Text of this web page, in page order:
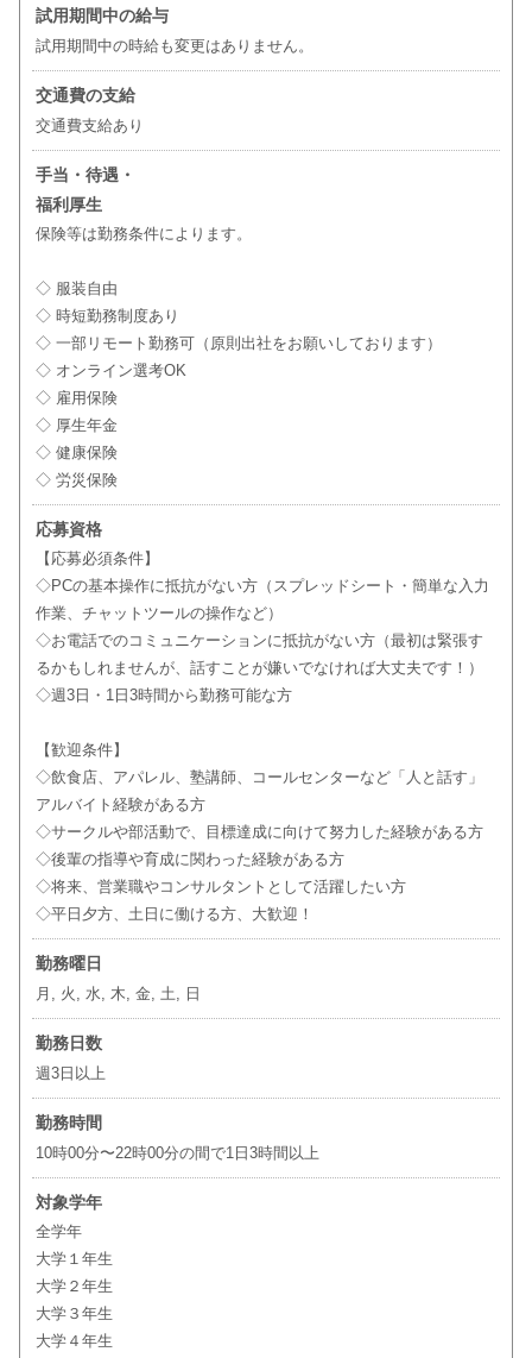
試用期間中の給与
試用期間中の時給も変更はありません。
交通費の支給
交通費支給あり
手当・待遇・
福利厚生
保険等は勤務条件によります。
◇ 服装自由
◇ 時短勤務制度あり
◇ 一部リモート勤務可（原則出社をお願いしております）
◇ オンライン選考OK
◇ 雇用保険
◇ 厚生年金
◇ 健康保険
◇ 労災保険
応募資格
【応募必須条件】
◇PCの基本操作に抵抗がない方（スプレッドシート・簡単な入力
作業、チャットツールの操作など）
◇お電話でのコミュニケーションに抵抗がない方（最初は緊張す
るかもしれませんが、話すことが嫌いでなければ大丈夫です！）
◇週3日・1日3時間から勤務可能な方
【歓迎条件】
◇飲食店、アパレル、塾講師、コールセンターなど「人と話す」
アルバイト経験がある方
◇サークルや部活動で、目標達成に向けて努力した経験がある方
◇後輩の指導や育成に関わった経験がある方
◇将来、営業職やコンサルタントとして活躍したい方
◇平日夕方、土日に働ける方、大歓迎！
勤務曜日
月, 火, 水, 木, 金, 土, 日
勤務日数
週3日以上
勤務時間
10時00分〜22時00分の間で1日3時間以上
対象学年
全学年
大学１年生
大学２年生
大学３年生
大学４年生